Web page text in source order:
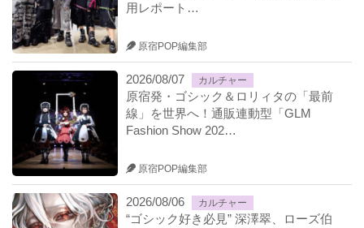
用レポート…
原宿POP編集部
2026/08/07 カルチャー
原宿発・ゴシック＆ロリィタの「最前
線」を世界へ！通販連動型「GLM
Fashion Show 202…
原宿POP編集部
2026/08/06 カルチャー
“ゴシック好き必見” 深澤翠、ローズ伯